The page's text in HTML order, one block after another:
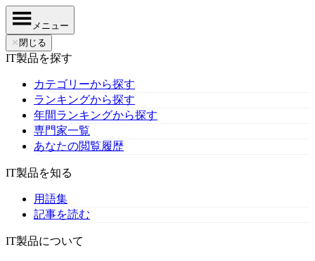
メニュー
✕ 閉じる
IT製品を探す
カテゴリーから探す
ランキングから探す
年間ランキングから探す
専門家一覧
あなたの閲覧履歴
IT製品を知る
用語集
記事を読む
IT製品について